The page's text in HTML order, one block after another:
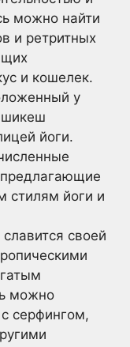
можно найти
и ретритных
и кошелек.
у
йоги.
стилям йоги и
своей
можно
с серфингом,